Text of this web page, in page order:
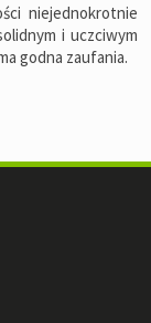
niejednokrotnie
i uczciwym
godna zaufania.